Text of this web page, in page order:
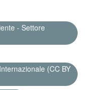
- Settore
(CC BY